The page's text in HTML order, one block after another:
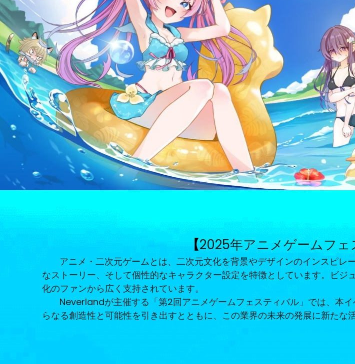
【2025年アニメゲームフ
アニメ・二次元ゲームとは、二次元文化を背景やデザインのインスピ
なストーリー、そして個性的なキャラクター設定を特徴としています。ビ
化のファンから広く支持されています。
Neverlandが主催する「第2回アニメゲームフェスティバル」では、本
らなる創造性と可能性を引き出すとともに、この業界の未来の発展に新たな